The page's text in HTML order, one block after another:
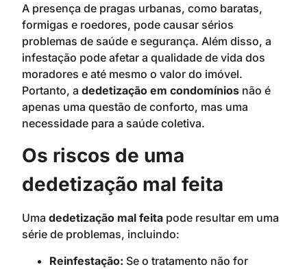
A presença de pragas urbanas, como baratas,
formigas e roedores, pode causar sérios
problemas de saúde e segurança. Além disso, a
infestação pode afetar a qualidade de vida dos
moradores e até mesmo o valor do imóvel.
Portanto, a dedetização em condomínios não é
apenas uma questão de conforto, mas uma
necessidade para a saúde coletiva.
Os riscos de uma
dedetização mal feita
Uma dedetização mal feita pode resultar em uma
série de problemas, incluindo:
Reinfestação: Se o tratamento não for